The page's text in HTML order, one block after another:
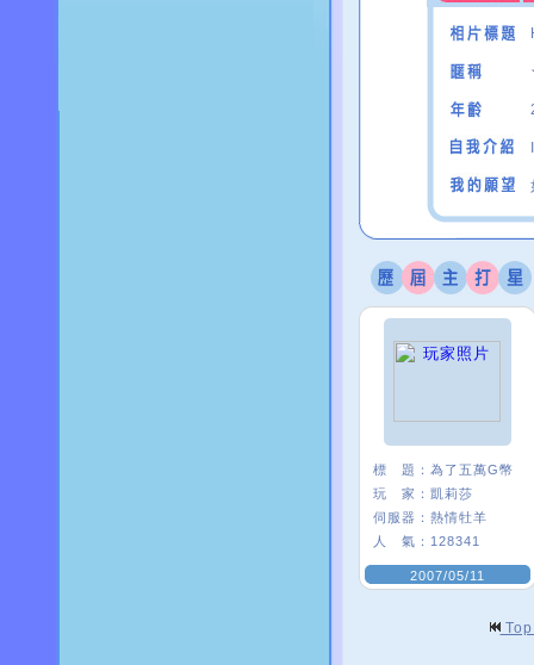
標 題： 為了五萬G幣
玩 家： 凱莉莎
伺服器： 熱情牡羊
人 氣： 128341
2007/05/11